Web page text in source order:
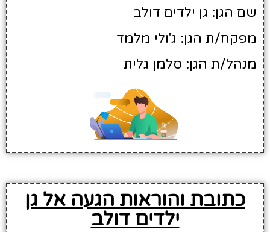
שם הגן: גן ילדים דולב
מפקח/ת הגן: ג'ולי מלמד
מנהל/ת הגן: סלמן גלית
כתובת והוראות הגעה אל גן
ילדים דולב